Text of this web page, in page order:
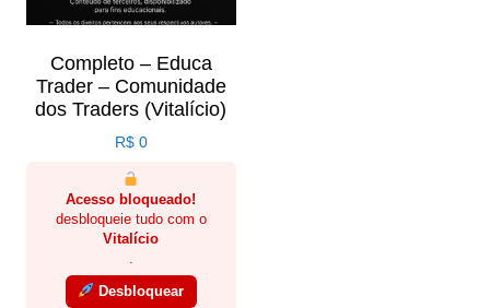
Completo – Educa
Trader – Comunidade
dos Traders (Vitalício)
R$0
Acesso bloqueado!
desbloqueie tudo com o
Vitalício
Desbloquear